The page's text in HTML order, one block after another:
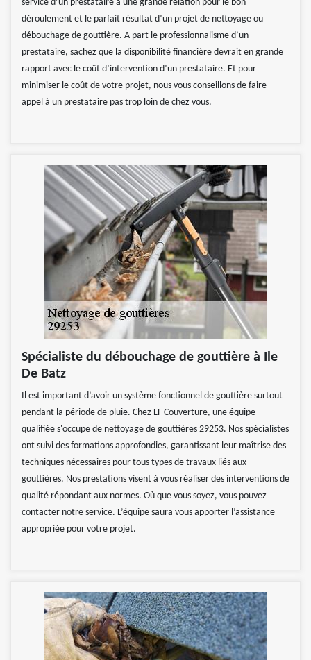
service d’un prestataire a une grande relation pour le bon
déroulement et le parfait résultat d’un projet de nettoyage ou
débouchage de gouttière. A part le professionnalisme d’un
prestataire, sachez que la disponibilité financière devrait en grande
rapport avec le coût d’intervention d’un prestataire. Et pour
minimiser le coût de votre projet, nous vous conseillons de faire
appel à un prestataire pas trop loin de chez vous.
Spécialiste du débouchage de gouttière à Ile
De Batz
Il est important d’avoir un système fonctionnel de gouttière surtout
pendant la période de pluie. Chez LF Couverture, une équipe
qualifiée s'occupe de nettoyage de gouttières 29253. Nos spécialistes
ont suivi des formations approfondies, garantissant leur maîtrise des
techniques nécessaires pour tous types de travaux liés aux
gouttières. Nos prestations visent à vous réaliser des interventions de
qualité répondant aux normes. Où que vous soyez, vous pouvez
contacter notre service. L’équipe saura vous apporter l’assistance
appropriée pour votre projet.